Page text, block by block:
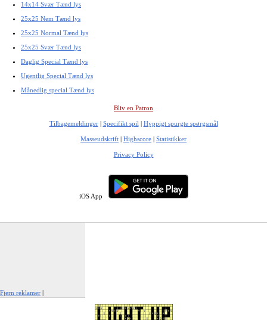
14x14 Svær Tænd lys
25x25 Nem Tænd lys
25x25 Normal Tænd lys
25x25 Svær Tænd lys
Daglig Special Tænd lys
Ugentlig Special Tænd lys
Månedlig special Tænd lys
Bliv en Patron
Tilbagemeldinger| Specifikt spil | Hyppigt spurgte spørgsmål
Masseudskrift | Highscore | Statistikker
Privacy Policy
iOS App
Fjern reklamer |